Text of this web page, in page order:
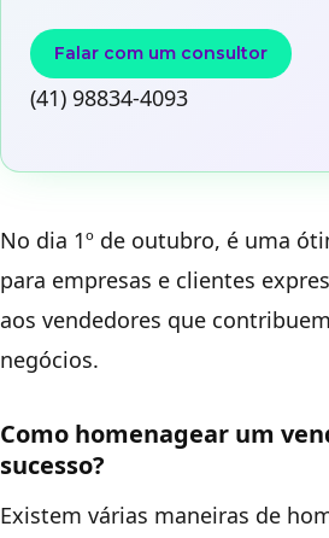
Falar com um consultor
(41) 98834-4093
No dia 1º de outubro, é uma
para empresas e clientes
aos vendedores que
negócios.
Como homenagear um
sucesso?
Existem várias maneiras de